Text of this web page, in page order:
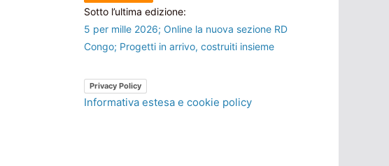
Sotto l’ultima edizione:
5 per mille 2026; Online la nuova sezione RD
Congo; Progetti in arrivo, costruiti insieme
Privacy Policy
Informativa estesa e cookie policy